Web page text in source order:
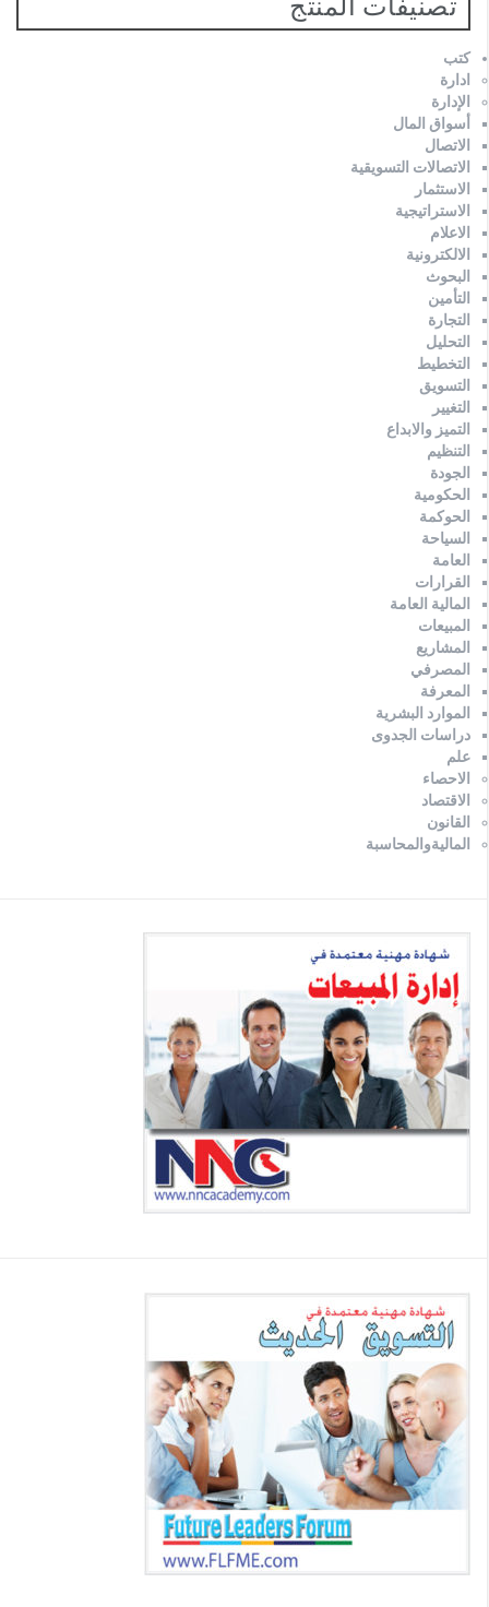
كتب
ادارة
الإدارة
أسواق المال
الاتصال
الاتصالات التسويقية
الاستثمار
الاستراتيجية
الاعلام
الالكترونية
البحوث
التأمين
التجارة
التحليل
التخطيط
التسويق
التغيير
التميز والابداع
التنظيم
الجودة
الحكومية
الحوكمة
السياحة
العامة
القرارات
المالية العامة
المبيعات
المشاريع
المصرفي
المعرفة
الموارد البشرية
دراسات الجدوى
علم
الاحصاء
الاقتصاد
القانون
الماليةوالمحاسبة